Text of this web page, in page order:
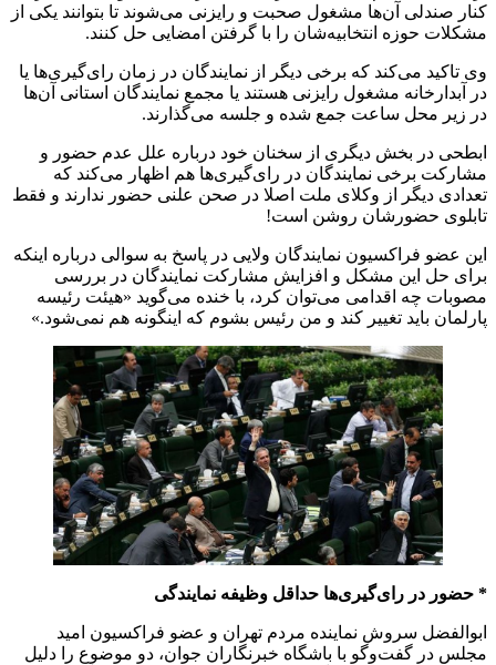
کنار صندلی آن‌ها مشغول صحبت و رایزنی می‌شوند تا بتوانند یکی از
مشکلات حوزه انتخابیه‌شان را با گرفتن امضایی حل کنند.
وی تاکید می‌کند که برخی دیگر از نمایندگان در زمان رای‌گیری‌ها یا
در آبدارخانه مشغول رایزنی هستند یا مجمع نمایندگان استانی آن‌ها
در زیر محل ساعت جمع شده و جلسه می‌گذارند.
ابطحی در بخش دیگری از سخنان خود درباره علل عدم حضور و
مشارکت برخی نمایندگان در رای‌گیری‌ها هم اظهار می‌کند که
تعدادی دیگر از وکلای ملت اصلا در صحن علنی حضور ندارند و فقط
تابلوی حضورشان روشن است!
این عضو فراکسیون نمایندگان ولایی در پاسخ به سوالی درباره اینکه
برای حل این مشکل و افزایش مشارکت نمایندگان در بررسی
مصوبات چه اقدامی می‌توان کرد، با خنده می‌گوید «هیئت رئیسه
پارلمان باید تغییر کند و من رئیس بشوم که اینگونه هم نمی‌شود.»
* حضور در رای‌گیری‌ها حداقل وظیفه نمایندگی
ابوالفضل سروش نماینده مردم تهران و عضو فراکسیون امید
مجلس در گفت‌وگو با باشگاه خبرنگاران جوان، دو موضوع را دلیل